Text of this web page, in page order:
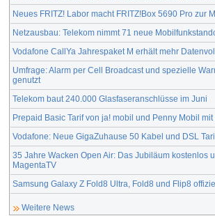
Neues FRITZ! Labor macht FRITZ!Box 5690 Pro zur
Netzausbau: Telekom nimmt 71 neue
Vodafone CallYa Jahrespaket M erhält mehr
Umfrage: Alarm per Cell Broadcast und spezielle
genutzt
Telekom baut 240.000 Glasfaseranschlüsse im Juni
Prepaid Basic Tarif von ja! mobil und Penny Mobil
Vodafone: Neue GigaZuhause 50 Kabel und DSL
35 Jahre Wacken Open Air: Das Jubiläum kostenlos
MagentaTV
Samsung Galaxy Z Fold8 Ultra, Fold8 und Flip8
Weitere News